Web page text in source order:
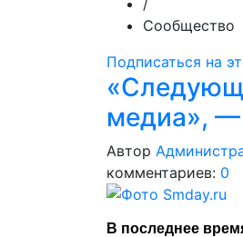
/
Сообщество
Подписаться на
медиа», —
Автор
комментариев: 0
В последнее